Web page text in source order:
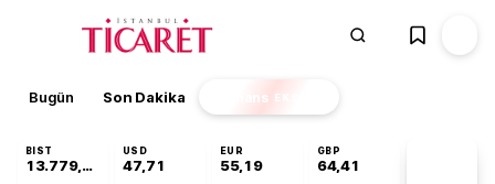
Bugün Son Dakika Finans EKSTRA
BIST
13.779,39
USD
47,71
EUR
55,19
GBP
64,41